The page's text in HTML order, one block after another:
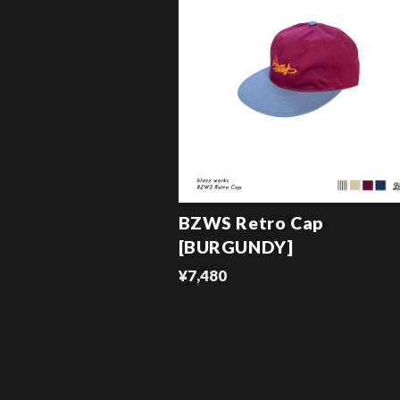
BZWS Retro Cap
[BURGUNDY]
¥7,480